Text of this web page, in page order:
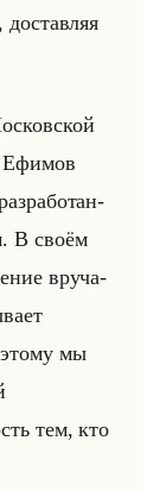
Ефи­мов
В своём
вру­ча­
мы
тем, кто